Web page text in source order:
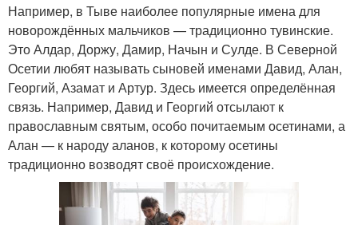
Например, в Тыве наиболее популярные имена для
новорождённых мальчиков — традиционно тувинские.
Это Алдар, Доржу, Дамир, Начын и Сулде. В Северной
Осетии любят называть сыновей именами Давид, Алан,
Георгий, Азамат и Артур. Здесь имеется определённая
связь. Например, Давид и Георгий отсылают к
православным святым, особо почитаемым осетинами, а
Алан — к народу аланов, к которому осетины
традиционно возводят своё происхождение.